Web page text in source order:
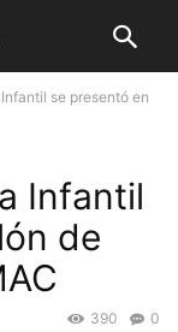
se presentó en
Infantil
de
0
390